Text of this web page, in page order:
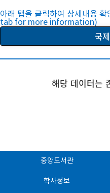
아래 탭을 클릭하여 상세내용
tab for more information)
국
해당 데이터는
중앙도서관
학사정보